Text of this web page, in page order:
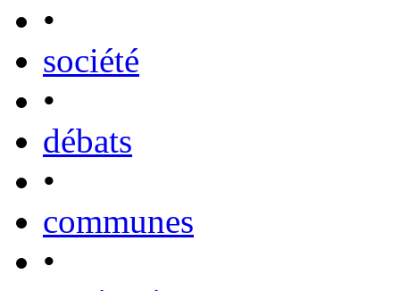
•
société
•
débats
•
communes
•